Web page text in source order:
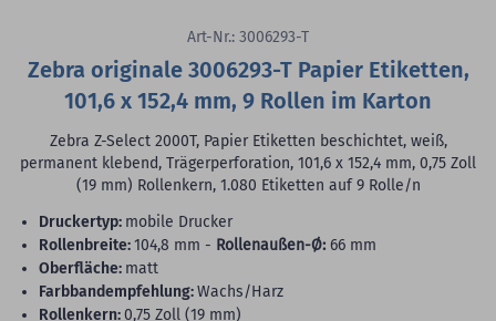
Art-Nr.: 3006293-T
Zebra originale 3006293-T Papier Etiketten,
101,6 x 152,4 mm, 9 Rollen im Karton
Zebra Z-Select 2000T, Papier Etiketten beschichtet, weiß,
permanent klebend, Trägerperforation, 101,6 x 152,4 mm, 0,75 Zoll
(19 mm) Rollenkern, 1.080 Etiketten auf 9 Rolle/n
Druckertyp: mobile Drucker
Rollenbreite:104,8 mm - Rollenaußen-Ø: 66 mm
Oberfläche: matt
Farbbandempfehlung:Wachs/Harz
Rollenkern:0,75 Zoll (19 mm)